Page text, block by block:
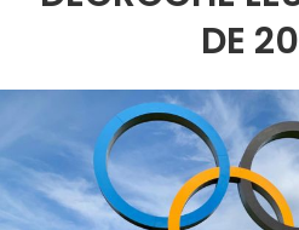
DE